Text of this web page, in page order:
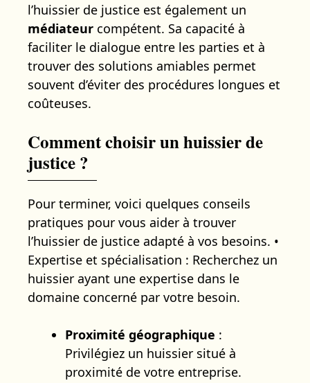
l’huissier de justice est également un
médiateur compétent. Sa capacité à
faciliter le dialogue entre les parties et à
trouver des solutions amiables permet
souvent d’éviter des procédures longues et
coûteuses.
Comment choisir un huissier de
justice ?
Pour terminer, voici quelques conseils
pratiques pour vous aider à trouver
l’huissier de justice adapté à vos besoins. •
Expertise et spécialisation : Recherchez un
huissier ayant une expertise dans le
domaine concerné par votre besoin.
Proximité géographique :
Privilégiez un huissier situé à
proximité de votre entreprise.